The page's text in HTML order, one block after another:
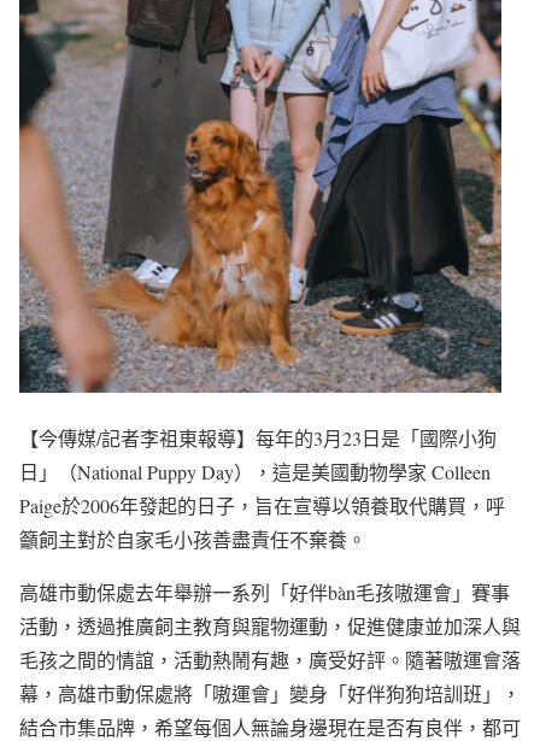
【今傳媒/記者李祖東報導】每年的3月23日是「國際小狗
日」（National Puppy Day），這是美國動物學家 Colleen
Paige於2006年發起的日子，旨在宣導以領養取代購買，呼
籲飼主對於自家毛小孩善盡責任不棄養。
高雄市動保處去年舉辦一系列「好伴bàn毛孩嗷運會」賽事
活動，透過推廣飼主教育與寵物運動，促進健康並加深人與
毛孩之間的情誼，活動熱鬧有趣，廣受好評。隨著嗷運會落
幕，高雄市動保處將「嗷運會」變身「好伴狗狗培訓班」，
結合市集品牌，希望每個人無論身邊現在是否有良伴，都可